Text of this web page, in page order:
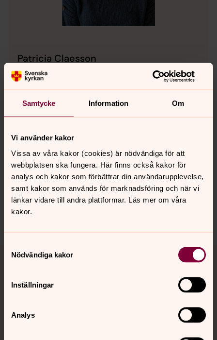
Samtycke Information Om
Vi använder kakor
Vissa av våra kakor (cookies) är nödvändiga för att
webbplatsen ska fungera. Här finns också kakor för
analys och kakor som förbättrar din användarupplevelse,
samt kakor som används för marknadsföring och när vi
länkar vidare till andra plattformar. Läs mer om våra
kakor.
Nödvändiga kakor
Inställningar
Analys
Patricia Claesson
Diakoniassistent, Vetlanda pastorat
Direkt:0383-502 67
E-post:patricia.claesson@svenskakyrkan.se
Senast ändrad 26 januari 2026
Synpunkter eller frågor på sidans
innehåll?
vetlanda.pastorat@svenskakyrkan.se